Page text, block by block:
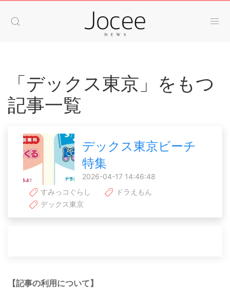
「デックス東京」をもつ
記事一覧
デックス東京ビーチ
特集
2026-04-17 14:46:48
すみっコぐらし
ドラえもん
デックス東京
【記事の利用について】